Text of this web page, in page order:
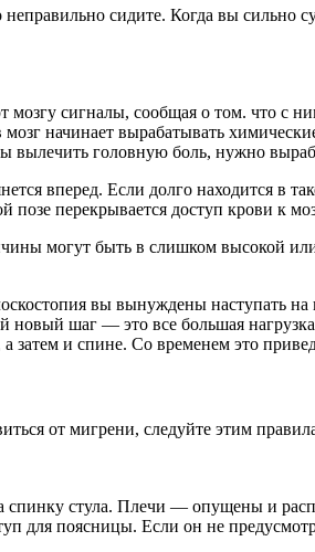
сидите. Когда вы сильно
сигналы, сообщая о том. что с
начинает вырабатывать
вылечить головную боль, нужно
вперед. Если долго находится
перекрывается доступ крови к
могут быть в слишком высокой
вы вынуждены наступать на
шаг — это все большая
и спине. Со временем это
от мигрени, следуйте этим
спинку стула. Плечи — опущены и
для поясницы. Если он не